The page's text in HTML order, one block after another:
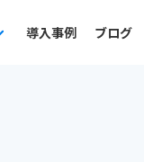
導入事例 ブログ